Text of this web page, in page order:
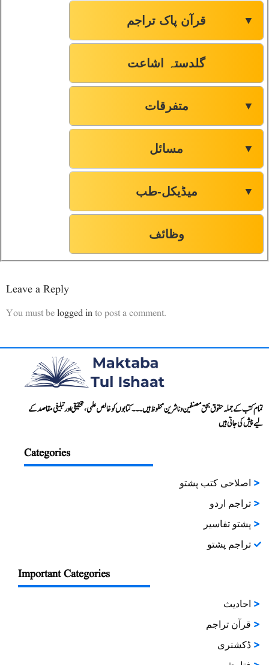
قرآن پاک تراجم ▼
گلدستہ اشاعت
متفرقات ▼
مسائل ▼
میڈیکل-طب ▼
وظائف
Leave a Reply
You must belogged into post a comment.
تمام کتب کے جملہ حقوق بحق مصنفین و ناشرین محفوظ ہیں۔۔۔ کتابوں کو خالص علمی، تحقیقی اور تبلیغی مقاصد کے
لیے پیش کی جاتی ہیں
Categories
اصلاحی کتب پشتو
تراجم اردو
پشتو تفاسیر
تراجم پشتو
Important Categories
احادیث
قرآن تراجم
ڈکشنری